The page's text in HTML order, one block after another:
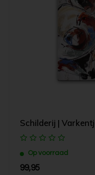
Schilderij |
Op voorraad
99,95